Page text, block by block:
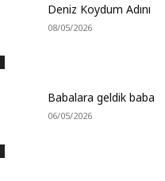
Deniz Koydum Adını
08/05/2026
Babalara geldik baba
06/05/2026